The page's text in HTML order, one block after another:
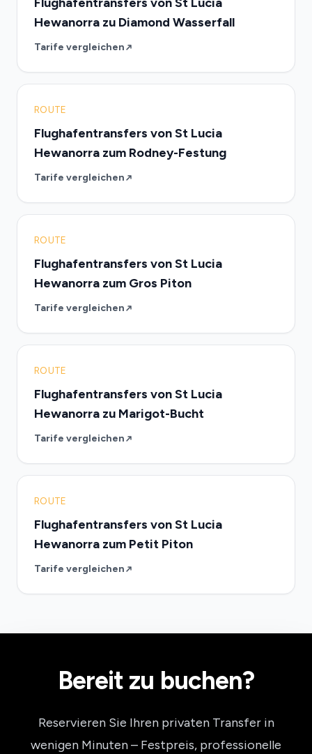
Hewanorra zu Diamond Wasserfall
Tarife vergleichen
ROUTE
Flughafentransfers von St Lucia
Hewanorra zum Rodney-Festung
Tarife vergleichen
ROUTE
Flughafentransfers von St Lucia
Hewanorra zum Gros Piton
Tarife vergleichen
ROUTE
Flughafentransfers von St Lucia
Hewanorra zu Marigot-Bucht
Tarife vergleichen
ROUTE
Flughafentransfers von St Lucia
Hewanorra zum Petit Piton
Tarife vergleichen
Bereit zu buchen?
Reservieren Sie Ihren privaten Transfer in
wenigen Minuten – Festpreis, professionelle